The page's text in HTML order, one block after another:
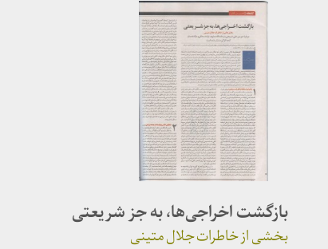
بازگشت اخراجی‌ها، به جز شریعتی
بخشی از خاطرات جلال متینی